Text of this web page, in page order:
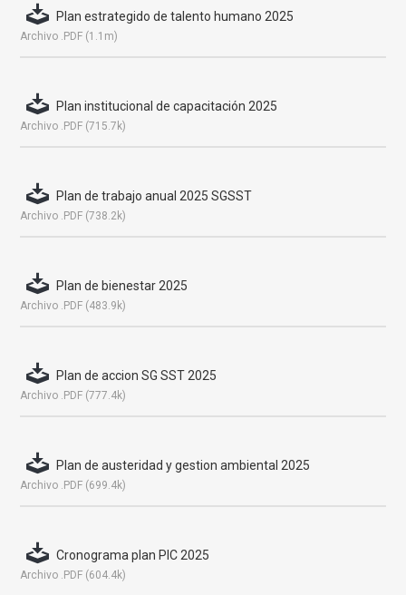
Plan estrategido de talento humano 2025
Archivo .PDF (1.1m)
Plan institucional de capacitación 2025
Archivo .PDF (715.7k)
Plan de trabajo anual 2025 SGSST
Archivo .PDF (738.2k)
Plan de bienestar 2025
Archivo .PDF (483.9k)
Plan de accion SG SST 2025
Archivo .PDF (777.4k)
Plan de austeridad y gestion ambiental 2025
Archivo .PDF (699.4k)
Cronograma plan PIC 2025
Archivo .PDF (604.4k)